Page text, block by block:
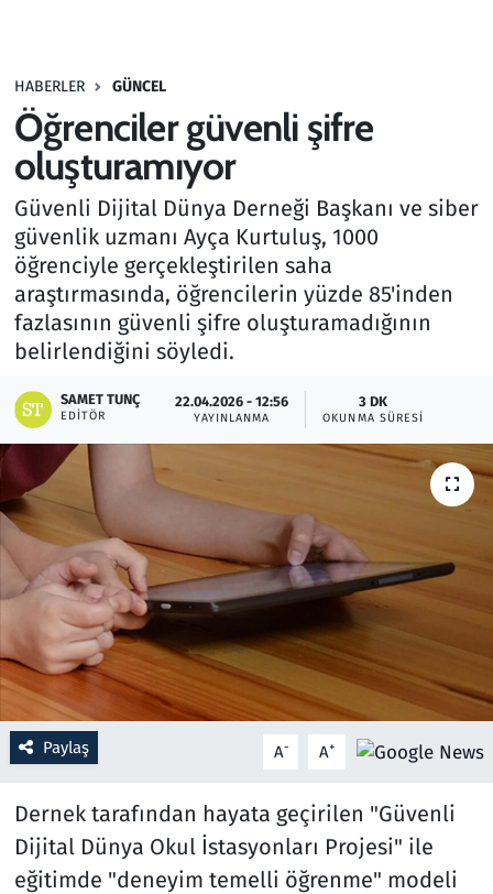
HABERLER GÜNCEL
Öğrenciler güvenli şifre
oluşturamıyor
Güvenli Dijital Dünya Derneği Başkanı ve siber
güvenlik uzmanı Ayça Kurtuluş, 1000
öğrenciyle gerçekleştirilen saha
araştırmasında, öğrencilerin yüzde 85'inden
fazlasının güvenli şifre oluşturamadığının
belirlendiğini söyledi.
SAMET TUNÇ
EDITÖR
22.04.2026 - 12:56
YAYINLANMA
3 DK
OKUNMA SÜRESI
Paylaş A- A+
Dernek tarafından hayata geçirilen "Güvenli
Dijital Dünya Okul İstasyonları Projesi" ile
eğitimde "deneyim temelli öğrenme" modeli
Haber
Kültür Sanat
Kurumsal Haberler
Lezzet Durağı
Memur ve Kamu
Ramazan
Resmi İlanlar
Rüya Tabirleri
Sağlık
Savunma Sanayi
Seçim 2023
Spor
Teknoloji ve Bilim